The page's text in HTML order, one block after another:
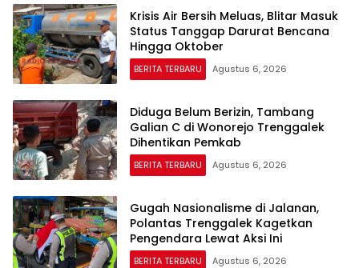
Krisis Air Bersih Meluas, Blitar Masuk
Status Tanggap Darurat Bencana
Hingga Oktober
BERITA TERBARU Agustus 6, 2026
Diduga Belum Berizin, Tambang
Galian C di Wonorejo Trenggalek
Dihentikan Pemkab
BERITA TERBARU Agustus 6, 2026
Gugah Nasionalisme di Jalanan,
Polantas Trenggalek Kagetkan
Pengendara Lewat Aksi Ini
BERITA TERBARU Agustus 6, 2026